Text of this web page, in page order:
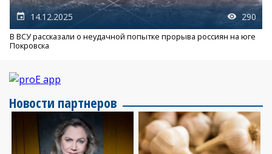
14.12.2025 290
В ВСУ рассказали о неудачной попытке прорыва россиян на юге
Покровска
Новости партнеров